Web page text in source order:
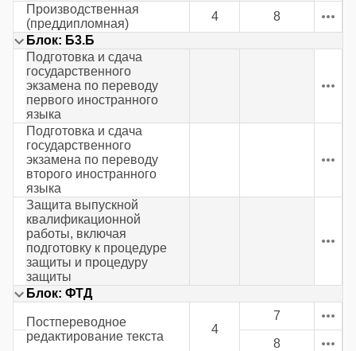
Производственная
(преддипломная)
4
8
Блок: Б3.Б
Подготовка и сдача
государственного
экзамена по переводу
первого иностранного
языка
Подготовка и сдача
государственного
экзамена по переводу
второго иностранного
языка
Защита выпускной
квалификационной
работы, включая
подготовку к процедуре
защиты и процедуру
защиты
Блок: ФТД
Постпереводное
редактирование текста
4
7
8